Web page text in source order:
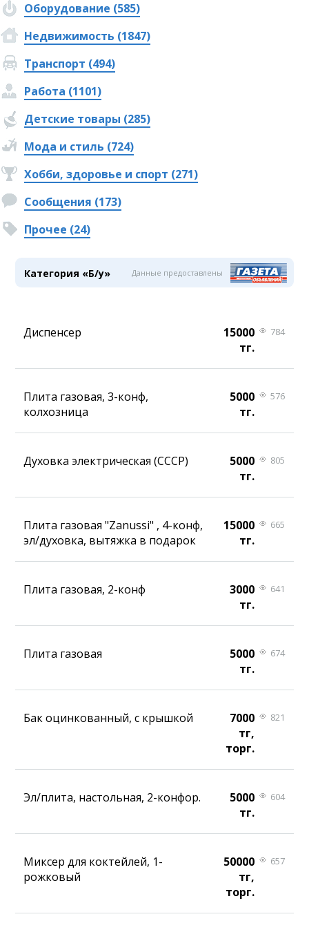
Оборудование (585)
Недвижимость (1847)
Транспорт (494)
Работа (1101)
Детские товары (285)
Мода и стиль (724)
Хобби, здоровье и спорт (271)
Сообщения (173)
Прочее (24)
Категория «Б/у» Данные предоставлены
Диспенсер
15000
тг.
784
Плита газовая, 3-конф,
колхозница
5000
тг.
576
Духовка электрическая (СССР)
5000
тг.
805
Плита газовая "Zanussi" , 4-конф,
эл/духовка, вытяжка в подарок
15000
тг.
665
Плита газовая, 2-конф
3000
тг.
641
Плита газовая
5000
тг.
674
Бак оцинкованный, с крышкой
7000
тг,
торг.
821
Эл/плита, настольная, 2-конфор.
5000
тг.
604
Миксер для коктейлей, 1-
рожковый
50000
тг,
торг.
657